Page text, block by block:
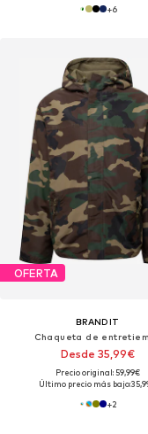
+6
OFERTA
BRANDIT
Chaqueta de
Desde 35,99€
Precio original: 59,99€
Último precio más bajo:
+2